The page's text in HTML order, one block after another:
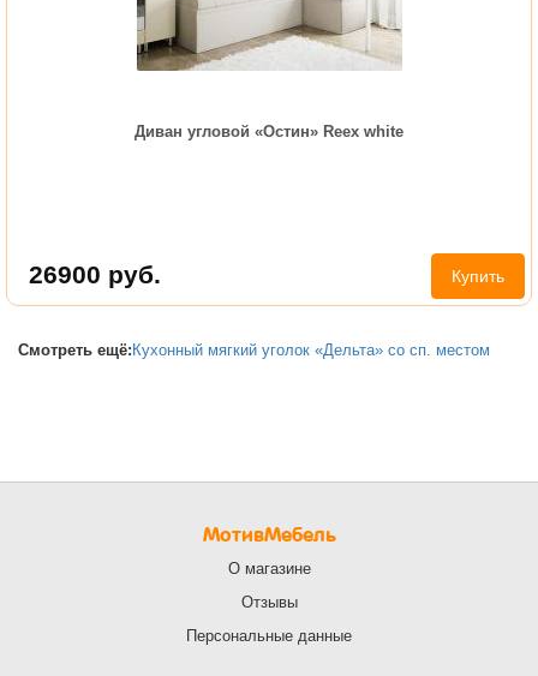
Диван угловой «Остин» Reex white
26900 руб. Купить
Смотреть ещё:Кухонный мягкий уголок «Дельта» со сп. местом
МотивМебель
О магазине
Отзывы
Персональные данные